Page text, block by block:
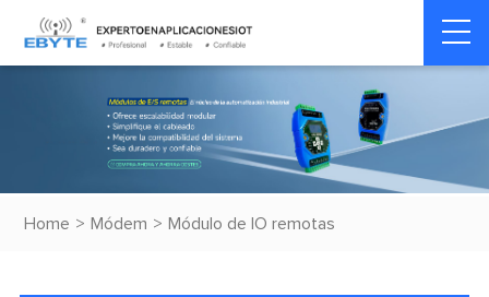
Home > Módem > Módulo de IO remotas